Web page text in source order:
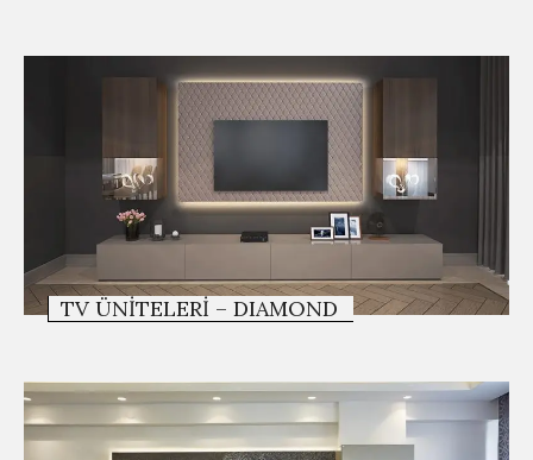
TV ÜNITELERI – DIAMOND